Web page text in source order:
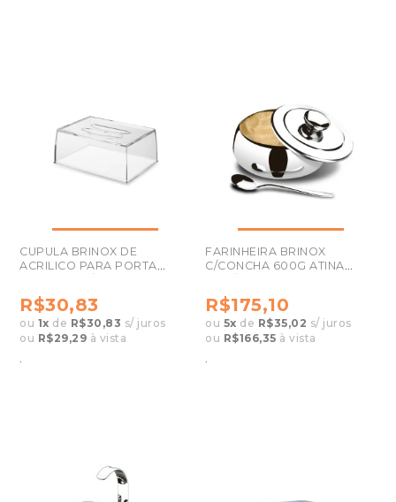
CUPULA BRINOX DE
ACRILICO PARA PORTA
R$30,83
ou 1x de R$30,83 s/ juros
ou R$29,29 à vista
.
FARINHEIRA BRINOX
C/CONCHA 600G ATINA
R$175,10
ou 5x de R$35,02 s/ juros
ou R$166,35 à vista
.